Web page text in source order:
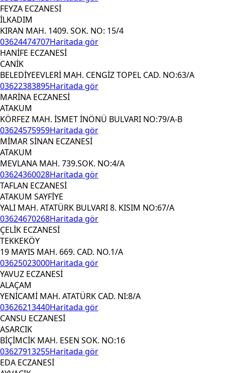
FEYZA ECZANESİ
İLKADIM
KIRAN MAH. 1409. SOK. NO: 15/4
03624474707Haritada gör
HANİFE ECZANESİ
CANİK
BELEDİYEEVLERİ MAH. CENGİZ TOPEL CAD. NO:63/A
03622383895Haritada gör
MARİNA ECZANESİ
ATAKUM
KÖRFEZ MAH. İSMET İNÖNÜ BULVARI NO:79/A-B
03624575959Haritada gör
MİMAR SİNAN ECZANESİ
ATAKUM
MEVLANA MAH. 739.SOK. NO:4/A
03624360028Haritada gör
TAFLAN ECZANESİ
ATAKUM SAYFİYE
YALI MAH. ATATÜRK BULVARI 8. KISIM NO:67/A
03624670268Haritada gör
ÇELİK ECZANESİ
TEKKEKÖY
19 MAYIS MAH. 669. CAD. NO.1/A
03625023000Haritada gör
YAVUZ ECZANESİ
ALAÇAM
YENİCAMİ MAH. ATATÜRK CAD. NI:8/A
03626213440Haritada gör
CANSU ECZANESİ
ASARCIK
BİÇİMCİK MAH. ESEN SOK. NO:16
03627913255Haritada gör
EDA ECZANESİ